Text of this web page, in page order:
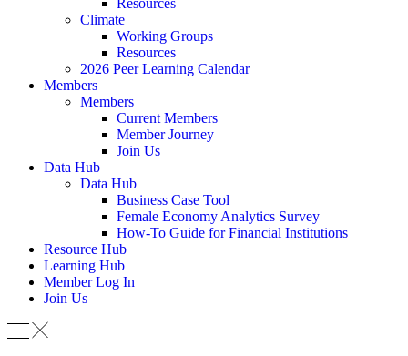
Resources
Climate
Working Groups
Resources
2026 Peer Learning Calendar
Members
Members
Current Members
Member Journey
Join Us
Data Hub
Data Hub
Business Case Tool
Female Economy Analytics Survey
How-To Guide for Financial Institutions
Resource Hub
Learning Hub
Member Log In
Join Us